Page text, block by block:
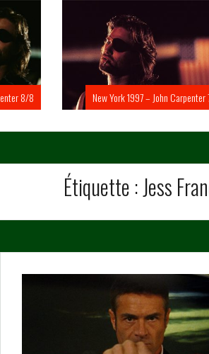
8/8 New York 1997 – John Carpenter
Étiquette :Jess